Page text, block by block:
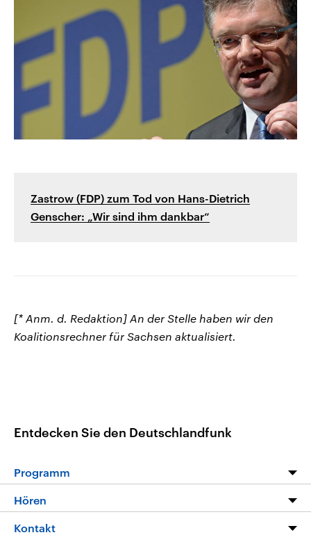
Zastrow (FDP) zum Tod von Hans-Dietrich
Genscher: „Wir sind ihm dankbar“
[* Anm. d. Redaktion] An der Stelle haben wir den
Koalitionsrechner für Sachsen aktualisiert.
Entdecken Sie den Deutschlandfunk
Programm
Programm
Hören
Livestream
Kontakt